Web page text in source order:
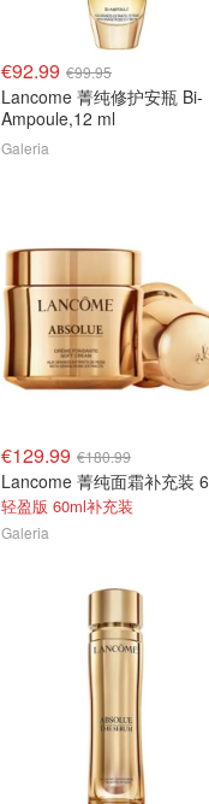
€92.99 €99.95
Lancome 菁纯修护安瓶 Bi-
Ampoule,12 ml
Galeria
€129.99 €180.99
轻盈版 60ml补充装
Galeria